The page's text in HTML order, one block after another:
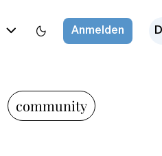
Anmelden
community